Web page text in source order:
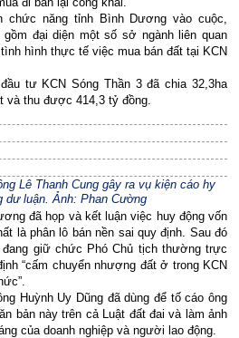
chức năng tỉnh Bình Dương vào cuộc,
đại diện một số sở ngành liên quan
hình thực tế việc mua bán đất tại KCN
tư KCN Sóng Thần 3 đã chia 32,3ha
và thu được 414,3 tỷ đồng.
Lê Thanh Cung gây ra vụ kiện cáo hy
dư luận. Ảnh: Phan Cường
đã họp và kết luận việc huy động vốn
là phân lô bán nền sai quy định. Sau đó
đang giữ chức Phó Chủ tịch thường trực
“cấm chuyển nhượng đất ở trong KCN
Huỳnh Uy Dũng đã dùng để tố cáo ông
bản này trên cả Luật đất đai và làm ảnh
của doanh nghiệp và người lao động.